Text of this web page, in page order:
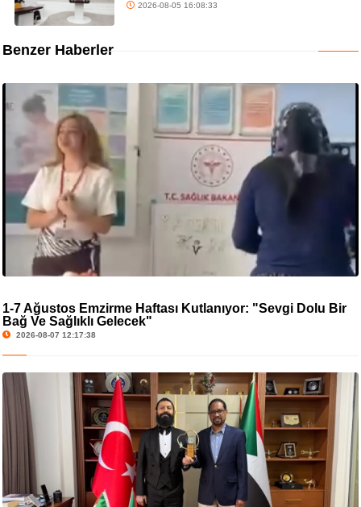
2026-08-05 16:08:33
Benzer Haberler
1-7 Ağustos Emzirme Haftası Kutlanıyor: "Sevgi Dolu Bir
Bağ Ve Sağlıklı Gelecek"
2026-08-07 12:17:38